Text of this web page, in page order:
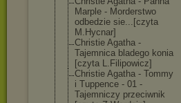
Marple - Morderstwo
odbedzie sie...[czyta
M.Hycnar]
Christie Agatha -
Tajemnica bladego konia
[czyta L.Filipowicz]
Christie Agatha - Tommy
i Tuppence - 01 -
Tajemniczy przeciwnik